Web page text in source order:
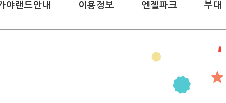
야랜드안내 이용정보 엔젤파크 부대